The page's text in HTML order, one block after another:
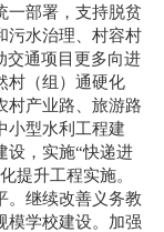
一部署，支持脱贫
污水治理、村容村
交通项目更多向进
村（组）通硬化
村产业路、旅游路
小型水利工程建
设，实施“快递进
提升工程实施。
继续改善义务教
模学校建设。加强